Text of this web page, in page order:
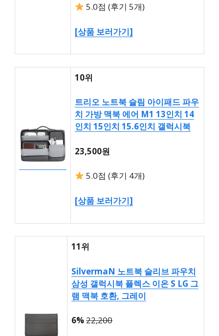
5.0점 (후기 5개)
[상품 보러가기]
10위
트리오 노트북 슬림 아이패드 파우
치 가방 맥북 에어 M1 13인치 14
인치 15인치 15.6인치 갤럭시북
23,500원
5.0점 (후기 4개)
[상품 보러가기]
11위
SilvermaN 노트북 슬리브 파우치
삼성 갤럭시북 플렉스 이온 S LG 그
램 맥북 호환, 그레이
6%22,200